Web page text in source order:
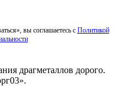
вы соглашаетесь с Политикой
драгметаллов дорого.